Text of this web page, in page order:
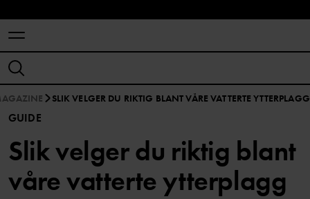
SLIK VELGER DU RIKTIG BLANT VÅRE VATTERTE YTTERPLAGG
GUIDE
Slik velger du riktig blant
våre vatterte ytterplagg